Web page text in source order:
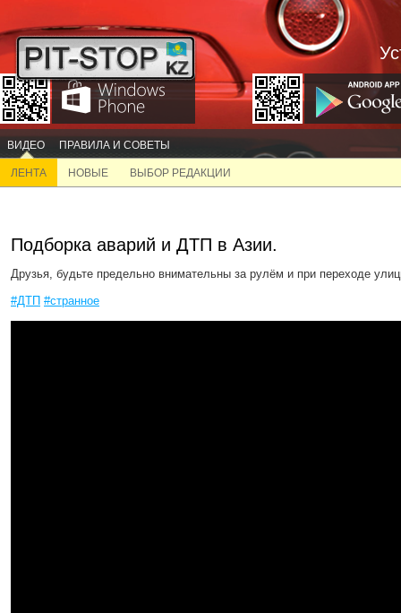
ВИДЕО ПРАВИЛА И СОВЕТЫ
ЛЕНТА НОВЫЕ ВЫБОР РЕДАКЦИИ
Подборка аварий и ДТП в Азии.
Друзья, будьте предельно внимательны за рулём и при переходе
#ДТП #странное